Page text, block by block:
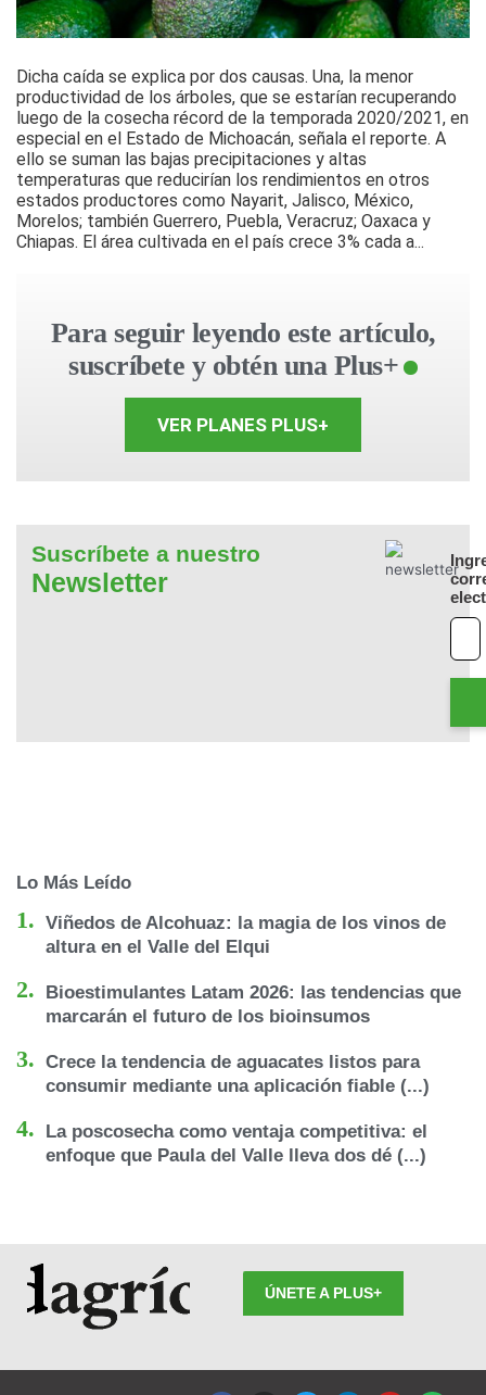
Dicha caída se explica por dos causas. Una, la menor
productividad de los árboles, que se estarían recuperando
luego de la cosecha récord de la temporada 2020/2021, en
especial en el Estado de Michoacán, señala el reporte. A
ello se suman las bajas precipitaciones y altas
temperaturas que reducirían los rendimientos en otros
estados productores como Nayarit, Jalisco, México,
Morelos; también Guerrero, Puebla, Veracruz; Oaxaca y
Chiapas. El área cultivada en el país crece 3% cada a...
Para seguir leyendo este artículo,
suscríbete y obtén una Plus+
VER PLANES PLUS+
Suscríbete a nuestro
Newsletter
Lo Más Leído
Viñedos de Alcohuaz: la magia de los vinos de
altura en el Valle del Elqui
Bioestimulantes Latam 2026: las tendencias que
marcarán el futuro de los bioinsumos
Crece la tendencia de aguacates listos para
consumir mediante una aplicación fiable (...)
La poscosecha como ventaja competitiva: el
enfoque que Paula del Valle lleva dos dé (...)
ÚNETE A PLUS+